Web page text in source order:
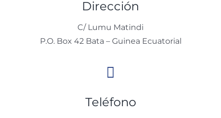
Dirección
C/ Lumu Matindi
P.O. Box 42 Bata – Guinea Ecuatorial
Teléfono